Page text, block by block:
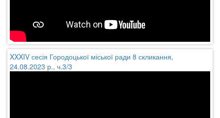
XXXIV сесія Городоцької міської ради 8 скликання,
24.08.2023 р., ч.3/3